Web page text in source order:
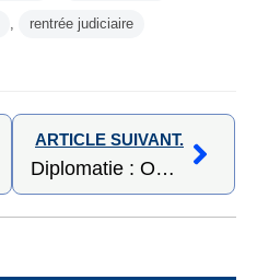
, rentrée judiciaire
ARTICLE SUIVANT.
Diplomatie : OLIGUI NGUEMA honore deux figures de la coopération régionale et internationale